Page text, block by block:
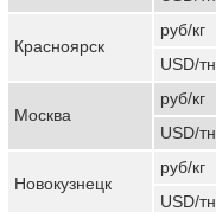
Красноярск
руб/кг
USD/тн
Москва
руб/кг
USD/тн
Новокузнецк
руб/кг
USD/тн